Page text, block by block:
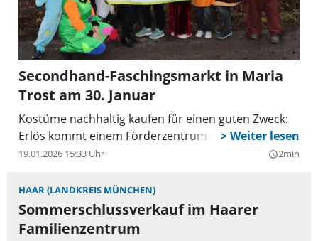
Secondhand-Faschingsmarkt in Maria
Trost am 30. Januar
Kostüme nachhaltig kaufen für einen guten Zweck:
Erlös kommt einem Förderzentrum in Chile zugute.
19.01.2026 15:33 Uhr query_builder2min
HAAR (LANDKREIS MÜNCHEN)
Sommerschlussverkauf im Haarer
Familienzentrum